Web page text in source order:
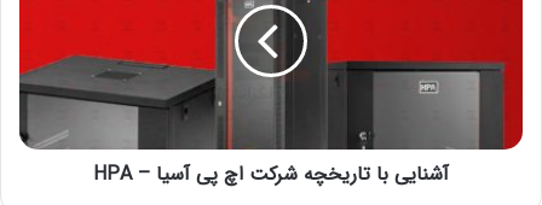
آشنایی با تاریخچه شرکت اچ پی آسیا – HPA